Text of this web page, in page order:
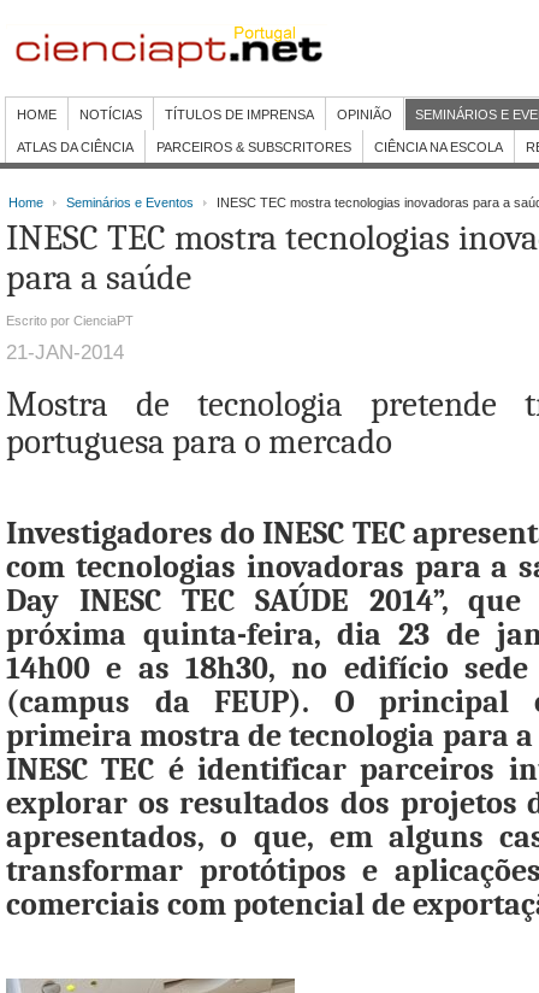
HOME NOTÍCIAS TÍTULOS DE IMPRENSA OPINIÃO SEMINÁRIOS E
ATLAS DA CIÊNCIA PARCEIROS & SUBSCRITORES CIÊNCIA NA ESCOLA
Home Seminários e Eventos INESC TEC mostra tecnologias inovadoras para a
INESC TEC mostra tecnologias
para a saúde
Escrito por CienciaPT
21-JAN-2014
Mostra de tecnologia pretende
portuguesa para o mercado
Investigadores do INESC TEC
com tecnologias inovadoras para a
Day INESC TEC SAÚDE 2014”, que
próxima quinta-feira, dia 23 de
14h00 e as 18h30, no edifício sede
(campus da FEUP). O principal
primeira mostra de tecnologia para a
INESC TEC é identificar parceiros
explorar os resultados dos projetos
apresentados, o que, em alguns
transformar protótipos e
comerciais com potencial de